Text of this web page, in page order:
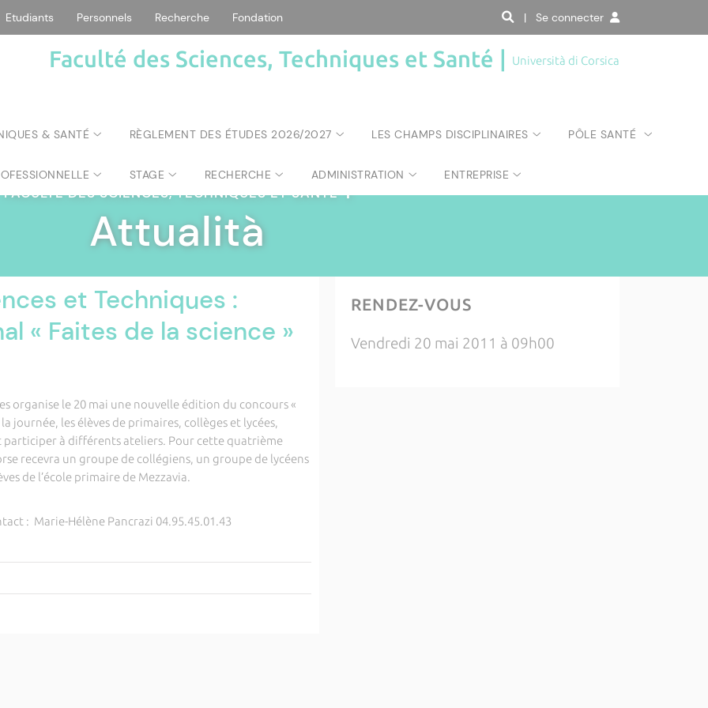
Etudiants Personnels Recherche Fondation | Se connecter
Faculté des Sciences, Techniques et Santé | Università di Corsica
& SANTÉ RÈGLEMENT DES ÉTUDES 2026/2027 LES CHAMPS DISCIPLINAIRES PÔLE SANTÉ
STAGE RECHERCHE ADMINISTRATION ENTREPRISE
FACULTÉ DES SCIENCES, TECHNIQUES ET SANTÉ|
Attualità
et Techniques :
« Faites de la science »
organise le 20 mai une nouvelle édition du concours «
journée, les élèves de primaires, collèges et lycées,
à différents ateliers. Pour cette quatrième
recevra un groupe de collégiens, un groupe de lycéens
de l’école primaire de Mezzavia.
: Marie-Hélène Pancrazi 04.95.45.01.43
RENDEZ-VOUS
Vendredi 20 mai 2011 à 09h00